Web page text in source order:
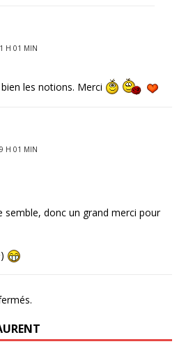
H 01 MIN
les notions. Merci
H 01 MIN
semble, donc un grand merci pour